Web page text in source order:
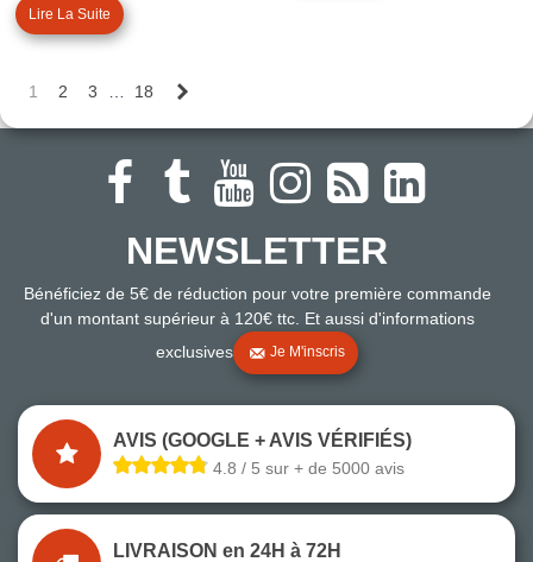
Lire La Suite
1 2 3 … 18
NEWSLETTER
Bénéficiez de 5€ de réduction pour votre première commande
d'un montant supérieur à 120€ ttc. Et aussi d'informations
exclusives
Je M'inscris
AVIS (GOOGLE + AVIS VÉRIFIÉS)
4.8 / 5 sur + de 5000 avis
LIVRAISON en 24H à 72H